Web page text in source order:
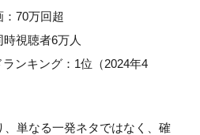
70万回超
視聴者6万人
ンキング：1位（2024年4
、単なる一発ネタではなく、確